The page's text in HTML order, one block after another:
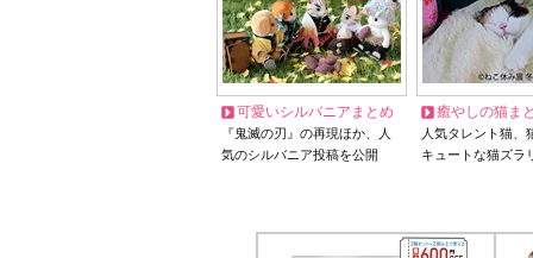
可愛いシルバニアまとめ
『鬼滅の刃』の再現ほか、人
気のシルバニア投稿を公開
癒やしの猫ま
人気タレント猫
キュートな猫ズラ